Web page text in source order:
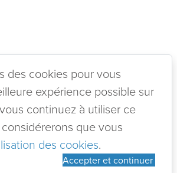
02-07-2026
VOTRE ADO EST EN ECHEC EN
NDLS ?!
5 jours à ne pas manquer pour les
Lire +
des cookies pour vous
expérience possible sur
continuez à utiliser ce
que vous
des cookies.
Accepter et continuer